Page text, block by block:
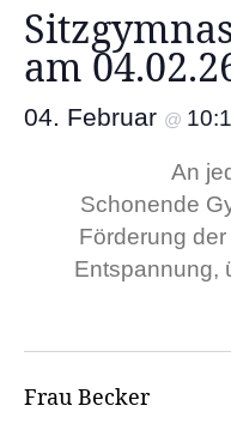
am
04. Februar @
An
Schonende
Förderung
Entspannung,
Frau Becker